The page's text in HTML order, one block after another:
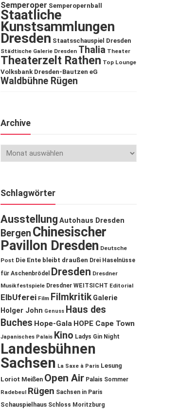
Semperoper Semperopernball
Staatliche
Kunstsammlungen
Dresden Staatsschauspiel Dresden
Städtische Galerie Dresden Thalia Theater
Theaterzelt Rathen Top Lounge
Volksbank Dresden-Bautzen eG
Waldbühne Rügen
Archive
Schlagwörter
Ausstellung Autohaus Dresden
Bergen Chinesischer
Pavillon Dresden Deutsche
Post Die Ente bleibt draußen Drei Haselnüsse
für Aschenbrödel
Dresden Dresdner
Musikfestspiele Dresdner WEITSICHT Editorial
ElbUferei Film Filmkritik Galerie
Holger John Genuss Haus des
Buches Hope-Gala HOPE Cape Town
Japanisches Palais Kino Ladys Gin Night
Landesbühnen
Sachsen La Saxe à Paris Lesung
Loriot Meißen Open Air Palais Sommer
Radebeul Rügen Sachsen in Paris
Schauspielhaus Schloss Moritzburg